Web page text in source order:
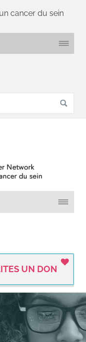
cancer du sein
UN DON